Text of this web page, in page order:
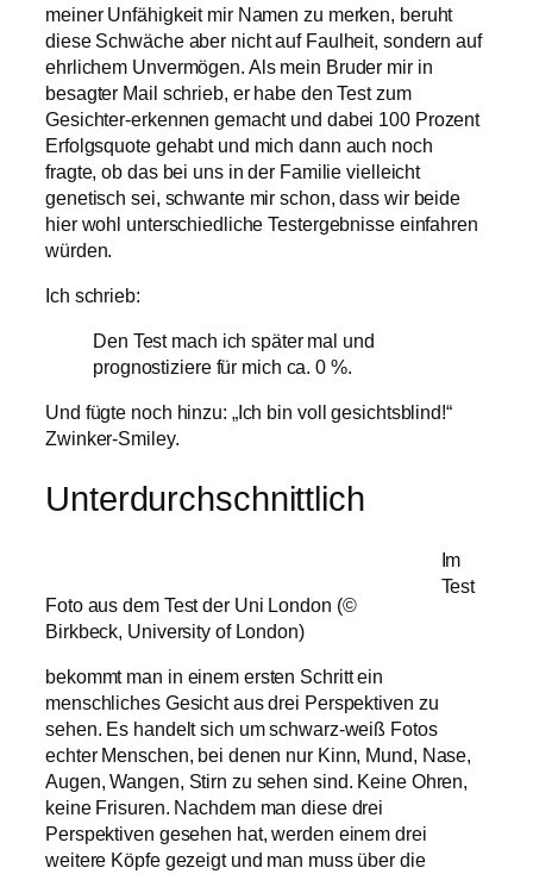
meiner Unfähigkeit mir Namen zu merken, beruht
diese Schwäche aber nicht auf Faulheit, sondern auf
ehrlichem Unvermögen. Als mein Bruder mir in
besagter Mail schrieb, er habe den Test zum
Gesichter-erkennen gemacht und dabei 100 Prozent
Erfolgsquote gehabt und mich dann auch noch
fragte, ob das bei uns in der Familie vielleicht
genetisch sei, schwante mir schon, dass wir beide
hier wohl unterschiedliche Testergebnisse einfahren
würden.
Ich schrieb:
Den Test mach ich später mal und
prognostiziere für mich ca. 0 %.
Und fügte noch hinzu: „Ich bin voll gesichtsblind!“
Zwinker-Smiley.
Unterdurchschnittlich
Foto aus dem Test der Uni London (©
Birkbeck, University of London)
Im
Test
bekommt man in einem ersten Schritt ein
menschliches Gesicht aus drei Perspektiven zu
sehen. Es handelt sich um schwarz-weiß Fotos
echter Menschen, bei denen nur Kinn, Mund, Nase,
Augen, Wangen, Stirn zu sehen sind. Keine Ohren,
keine Frisuren. Nachdem man diese drei
Perspektiven gesehen hat, werden einem drei
weitere Köpfe gezeigt und man muss über die